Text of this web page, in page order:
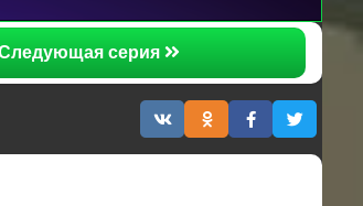
серия